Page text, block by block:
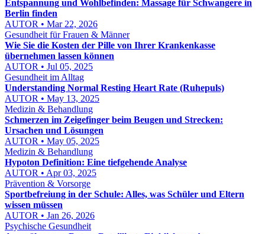
Entspannung und Wohlbefinden: Massage für Schwangere in
Berlin finden
AUTOR • Mar 22, 2026
Gesundheit für Frauen & Männer
Wie Sie die Kosten der Pille von Ihrer Krankenkasse
übernehmen lassen können
AUTOR • Jul 05, 2025
Gesundheit im Alltag
Understanding Normal Resting Heart Rate (Ruhepuls)
AUTOR • May 13, 2025
Medizin & Behandlung
Schmerzen im Zeigefinger beim Beugen und Strecken:
Ursachen und Lösungen
AUTOR • May 05, 2025
Medizin & Behandlung
Hypoton Definition: Eine tiefgehende Analyse
AUTOR • Apr 03, 2025
Prävention & Vorsorge
Sportbefreiung in der Schule: Alles, was Schüler und Eltern
wissen müssen
AUTOR • Jan 26, 2026
Psychische Gesundheit